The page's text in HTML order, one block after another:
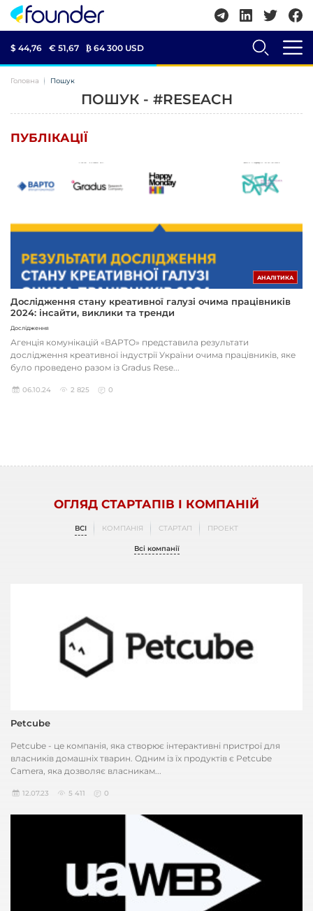
$ 44,76 € 51,67 ₿ 64 300 USD
Головна Пошук
ПОШУК - #RESEACH
ПУБЛІКАЦІЇ
АНАЛІТИКА
Дослідження стану креативної галузі очима працівників
2024: інсайти, виклики та тренди
Дослідження
Агенція комунікацій «ВАРТО» представила результати
дослідження креативної індустрії України очима працівників, яке
було проведено разом із Gradus Rese...
06.10.24 2 825 0
ОГЛЯД СТАРТАПІВ І КОМПАНІЙ
ВСІ КОМПАНІЯ СТАРТАП ПРОЕКТ
Всі компанії
Petcube
Petcube - це компанія, яка створює інтерактивні пристрої для
власників домашніх тварин. Одним із їх продуктів є Petcube
Camera, яка дозволяє власникам...
12.07.23 5 411 0